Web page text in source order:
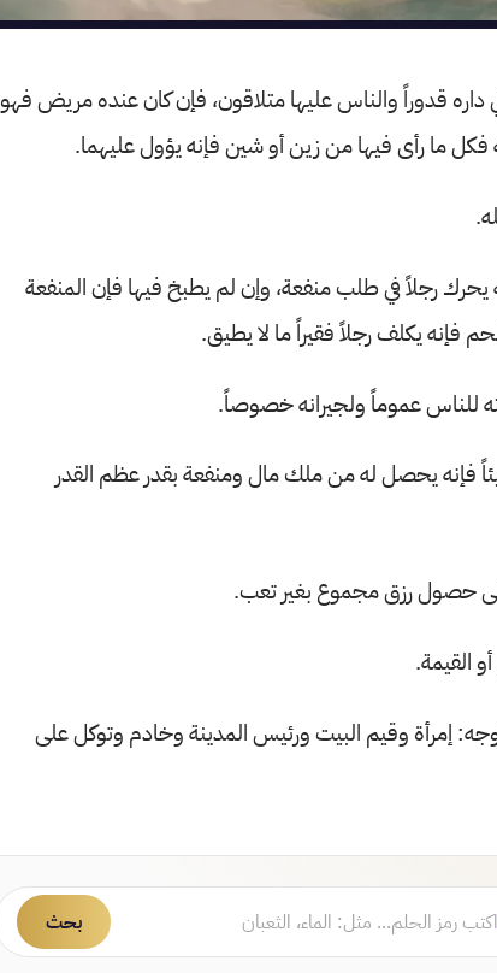
داره قدوراً والناس عليها متلاقون، فإن كان عنده مريض فهو
فكل ما رأى فيها من زين أو شين فإنه يؤول عليهما.
رجلاً في طلب منفعة، وإن لم يطبخ فيها فإن المنفعة
فإنه يكلف رجلاً فقيراً ما لا يطيق.
للناس عموماً ولجيرانه خصوصاً.
فإنه يحصل له من ملك مال ومنفعة بقدر عظم القدر
حصول رزق مجموع بغير تعب.
القيمة.
إمرأة وقيم البيت ورئيس المدينة وخادم وتوكل على
بحث